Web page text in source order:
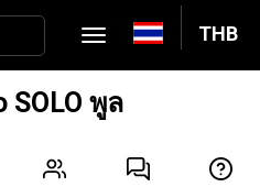
THB
SOLO พูล